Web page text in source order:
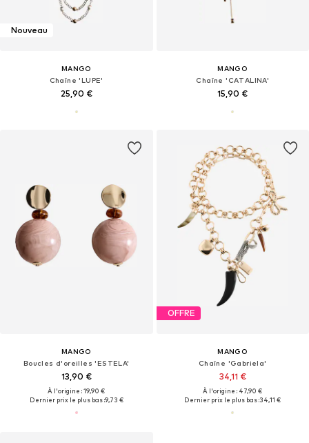
Nouveau
MANGO
Chaîne 'LUPE'
25,90 €
MANGO
Chaîne 'CATALINA'
15,90 €
MANGO
Boucles d'oreilles 'ESTELA'
13,90 €
À l'origine : 19,90 €
Dernier prix le plus bas :9,73 €
OFFRE
MANGO
Chaîne 'Gabriela'
34,11 €
À l'origine : 47,90 €
Dernier prix le plus bas :34,11 €